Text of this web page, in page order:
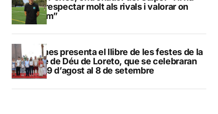
que respectar molt als rivals i valorar on
estem”
Duanes presenta el llibre de les festes de la
Mare de Déu de Loreto, que se celebraran
del 29 d’agost al 8 de setembre